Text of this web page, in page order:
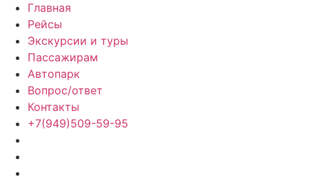
Главная
Рейсы
Экскурсии и туры
Пассажирам
Автопарк
Вопрос/ответ
Контакты
+7(949)509-59-95